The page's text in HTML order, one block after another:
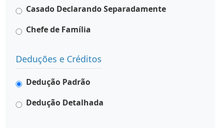
Casado Declarando Separadamente
Chefe de Família
Deduções e Créditos
Dedução Padrão
Dedução Detalhada